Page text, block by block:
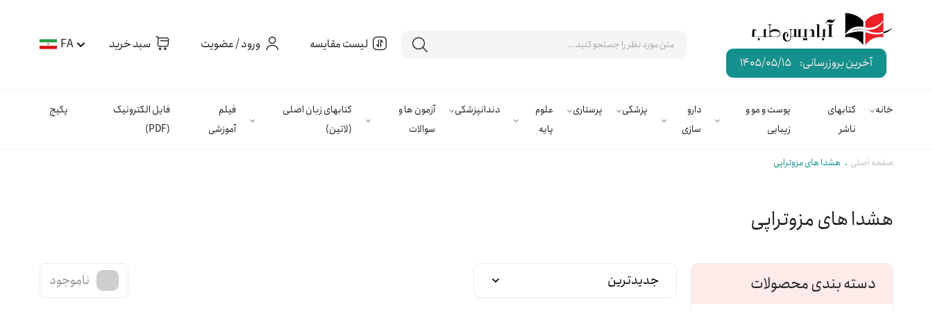
آخرین بروزرسانی: 1405/05/15
لیست مقایسه ورود / عضویت سبد خرید FA
خانه
کتابهای
ناشر
پوست و مو و
زیبایی
دارو
سازی
پزشکی پرستاری
علوم
پایه
دندانپزشکی
آزمون ها و
سوالات
کتابهای زبان اصلی
(لاتین)
فیلم
آموزشی
فایل الکترونیک
(PDF)
پکیج
صفحه اصلی هشدا های مزوتراپی
هشدا های مزوتراپی
دسته بندی محصولات ناموجود